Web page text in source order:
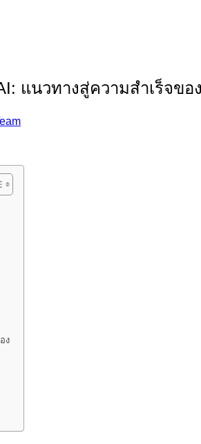
แนวทางสู่ความสำเร็จขอ
ง